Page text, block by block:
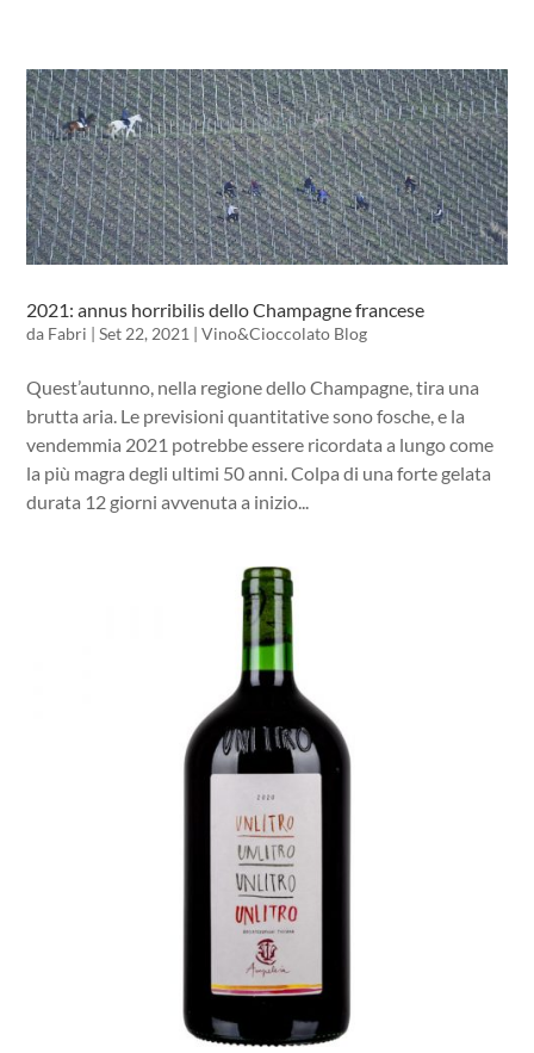
2021: annus horribilis dello Champagne francese
da Fabri |Set 22, 2021 |Vino&Cioccolato Blog
Quest’autunno, nella regione dello Champagne, tira una
brutta aria. Le previsioni quantitative sono fosche, e la
vendemmia 2021 potrebbe essere ricordata a lungo come
la più magra degli ultimi 50 anni. Colpa di una forte gelata
durata 12 giorni avvenuta a inizio...